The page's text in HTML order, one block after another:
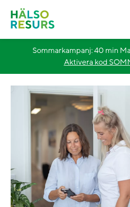
Stockholm
Göteborg
Malmö
Övriga Sverige
Sommarkampanj: 40 min
Aktivera kod